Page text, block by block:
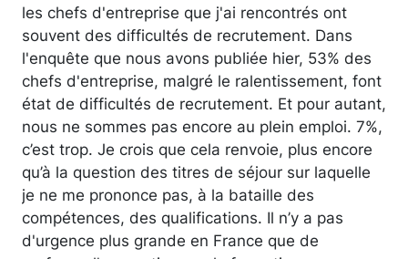
les chefs d'entreprise que j'ai rencontrés ont
souvent des difficultés de recrutement. Dans
l'enquête que nous avons publiée hier, 53% des
chefs d'entreprise, malgré le ralentissement, font
état de difficultés de recrutement. Et pour autant,
nous ne sommes pas encore au plein emploi. 7%,
c’est trop. Je crois que cela renvoie, plus encore
qu’à la question des titres de séjour sur laquelle
je ne me prononce pas, à la bataille des
compétences, des qualifications. Il n’y a pas
d'urgence plus grande en France que de